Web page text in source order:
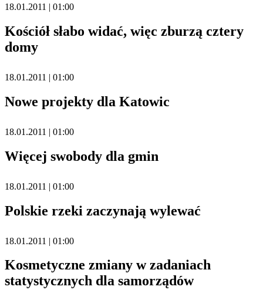
18.01.2011 | 01:00
Kościół słabo widać, więc zburzą cztery
domy
18.01.2011 | 01:00
Nowe projekty dla Katowic
18.01.2011 | 01:00
Więcej swobody dla gmin
18.01.2011 | 01:00
Polskie rzeki zaczynają wylewać
18.01.2011 | 01:00
Kosmetyczne zmiany w zadaniach
statystycznych dla samorządów